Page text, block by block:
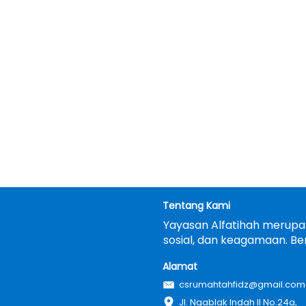
Tentang Kami
Yayasan Alfatihah
sosial, dan keagamaan.
Alamat
csrumahtahfidz@gmail.com
Jl. Ngablak Indah II No.24a,